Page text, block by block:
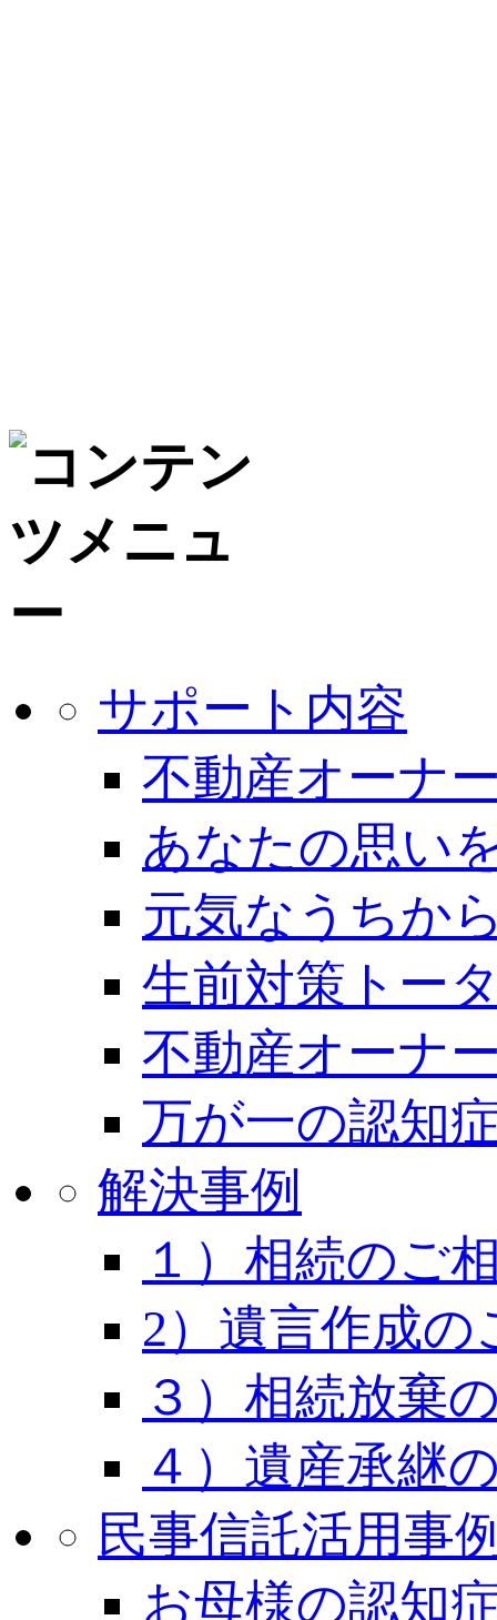
サポート内容
不動産オーナ
あなたの思い
元気なうちか
生前対策トー
不動産オーナ
万が一の認知
解決事例
１）相続のご
2）遺言作成の
３）相続放棄
４）遺産承継
民事信託活用事
お母様の認知